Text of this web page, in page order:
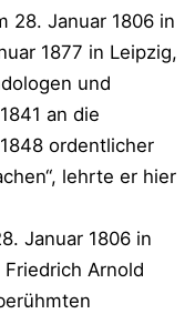
28. Januar 1806 in
1877 in Leipzig,
und
an die
ordentlicher
lehrte er hier
Januar 1806 in
Arnold